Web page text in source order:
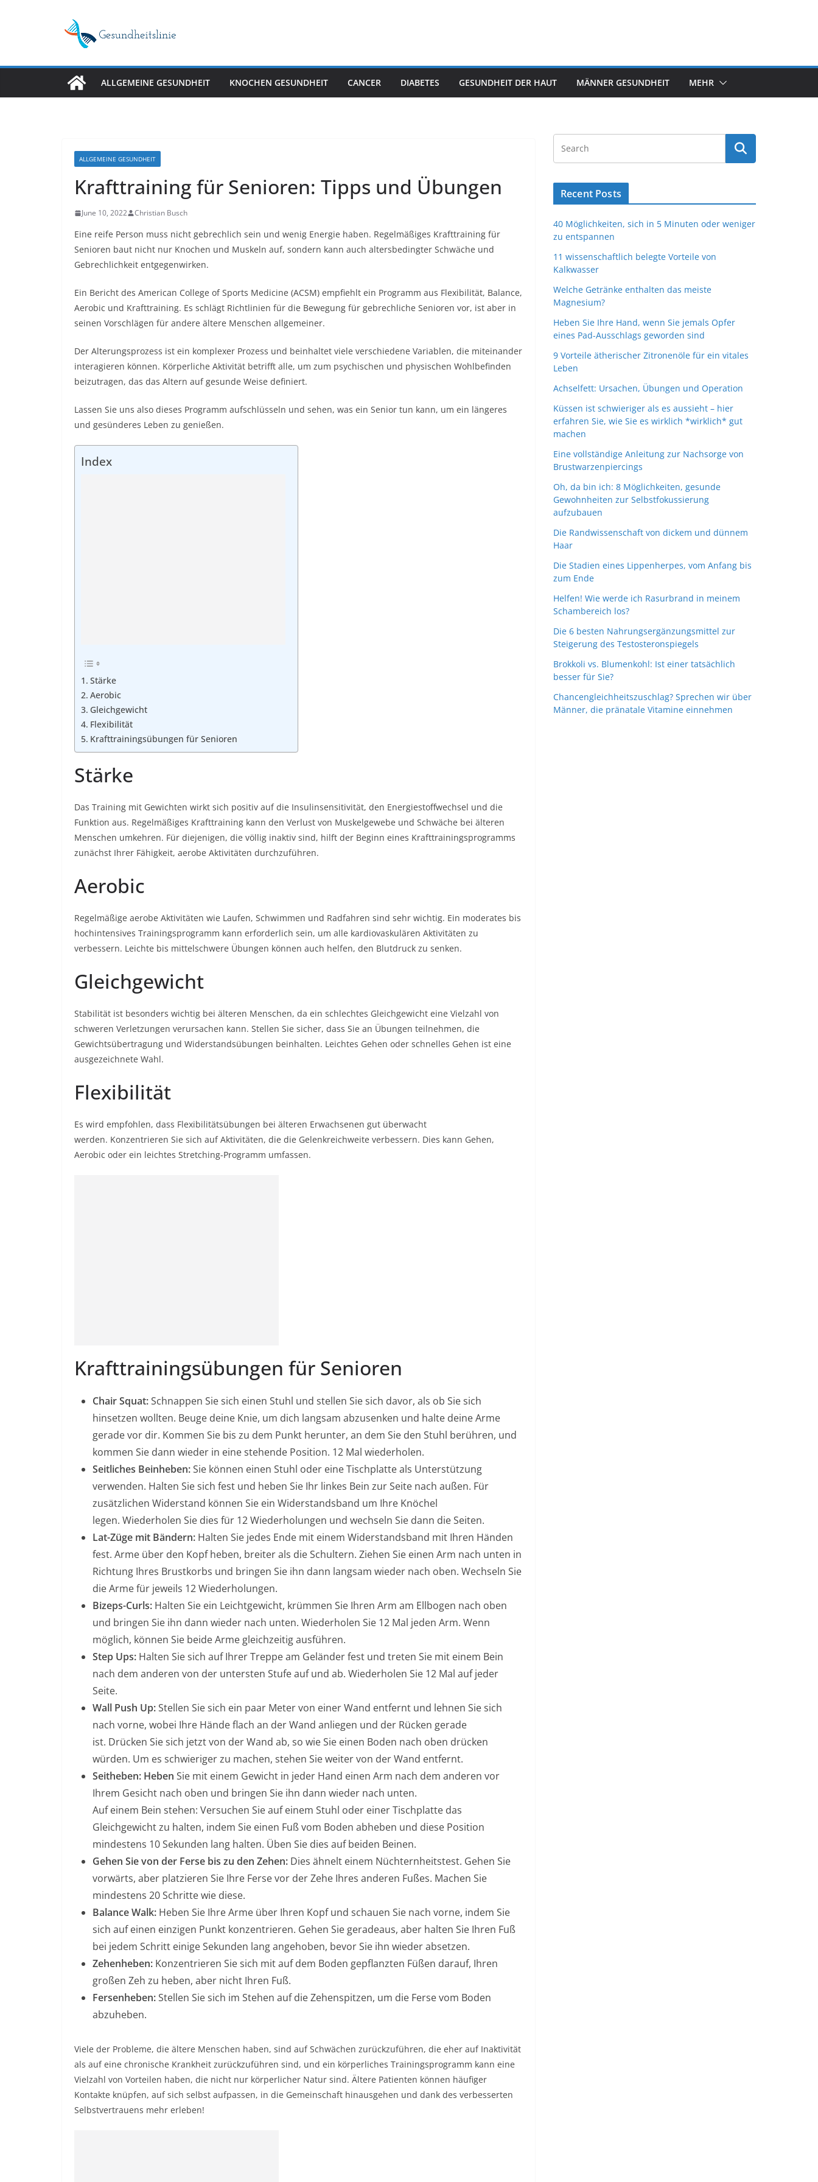
ALLGEMEINE GESUNDHEIT KNOCHEN GESUNDHEIT CANCER DIABETES GESUNDHEIT DER HAUT MÄNNER GESUNDHEIT MEHR
ALLGEMEINE GESUNDHEIT
Krafttraining für Senioren: Tipps und Übungen
June 10, 2022 Christian Busch
Eine reife Person muss nicht gebrechlich sein und wenig Energie haben. Regelmäßiges Krafttraining für
Senioren baut nicht nur Knochen und Muskeln auf, sondern kann auch altersbedingter Schwäche und
Gebrechlichkeit entgegenwirken.
Ein Bericht des American College of Sports Medicine (ACSM) empfiehlt ein Programm aus Flexibilität, Balance,
Aerobic und Krafttraining. Es schlägt Richtlinien für die Bewegung für gebrechliche Senioren vor, ist aber in
seinen Vorschlägen für andere ältere Menschen allgemeiner.
Der Alterungsprozess ist ein komplexer Prozess und beinhaltet viele verschiedene Variablen, die miteinander
interagieren können. Körperliche Aktivität betrifft alle, um zum psychischen und physischen Wohlbefinden
beizutragen, das das Altern auf gesunde Weise definiert.
Lassen Sie uns also dieses Programm aufschlüsseln und sehen, was ein Senior tun kann, um ein längeres
und gesünderes Leben zu genießen.
Index
Stärke
Aerobic
Gleichgewicht
Flexibilität
Krafttrainingsübungen für Senioren
Stärke
Das Training mit Gewichten wirkt sich positiv auf die Insulinsensitivität, den Energiestoffwechsel und die
Funktion aus. Regelmäßiges Krafttraining kann den Verlust von Muskelgewebe und Schwäche bei älteren
Menschen umkehren. Für diejenigen, die völlig inaktiv sind, hilft der Beginn eines Krafttrainingsprogramms
zunächst Ihrer Fähigkeit, aerobe Aktivitäten durchzuführen.
Aerobic
Regelmäßige aerobe Aktivitäten wie Laufen, Schwimmen und Radfahren sind sehr wichtig. Ein moderates bis
hochintensives Trainingsprogramm kann erforderlich sein, um alle kardiovaskulären Aktivitäten zu
verbessern. Leichte bis mittelschwere Übungen können auch helfen, den Blutdruck zu senken.
Gleichgewicht
Stabilität ist besonders wichtig bei älteren Menschen, da ein schlechtes Gleichgewicht eine Vielzahl von
schweren Verletzungen verursachen kann. Stellen Sie sicher, dass Sie an Übungen teilnehmen, die
Gewichtsübertragung und Widerstandsübungen beinhalten. Leichtes Gehen oder schnelles Gehen ist eine
ausgezeichnete Wahl.
Flexibilität
Es wird empfohlen, dass Flexibilitätsübungen bei älteren Erwachsenen gut überwacht
werden. Konzentrieren Sie sich auf Aktivitäten, die die Gelenkreichweite verbessern. Dies kann Gehen,
Aerobic oder ein leichtes Stretching-Programm umfassen.
Krafttrainingsübungen für Senioren
Chair Squat:Schnappen Sie sich einen Stuhl und stellen Sie sich davor, als ob Sie sich
hinsetzen wollten. Beuge deine Knie, um dich langsam abzusenken und halte deine Arme
gerade vor dir. Kommen Sie bis zu dem Punkt herunter, an dem Sie den Stuhl berühren, und
kommen Sie dann wieder in eine stehende Position. 12 Mal wiederholen.
Seitliches Beinheben:Sie können einen Stuhl oder eine Tischplatte als Unterstützung
verwenden. Halten Sie sich fest und heben Sie Ihr linkes Bein zur Seite nach außen. Für
zusätzlichen Widerstand können Sie ein Widerstandsband um Ihre Knöchel
legen. Wiederholen Sie dies für 12 Wiederholungen und wechseln Sie dann die Seiten.
Lat-Züge mit Bändern: Halten Sie jedes Ende mit einem Widerstandsband mit Ihren Händen
fest. Arme über den Kopf heben, breiter als die Schultern. Ziehen Sie einen Arm nach unten in
Richtung Ihres Brustkorbs und bringen Sie ihn dann langsam wieder nach oben. Wechseln Sie
die Arme für jeweils 12 Wiederholungen.
Bizeps-Curls: Halten Sie ein Leichtgewicht, krümmen Sie Ihren Arm am Ellbogen nach oben
und bringen Sie ihn dann wieder nach unten. Wiederholen Sie 12 Mal jeden Arm. Wenn
möglich, können Sie beide Arme gleichzeitig ausführen.
Step Ups: Halten Sie sich auf Ihrer Treppe am Geländer fest und treten Sie mit einem Bein
nach dem anderen von der untersten Stufe auf und ab. Wiederholen Sie 12 Mal auf jeder
Seite.
Wall Push Up:Stellen Sie sich ein paar Meter von einer Wand entfernt und lehnen Sie sich
nach vorne, wobei Ihre Hände flach an der Wand anliegen und der Rücken gerade
ist. Drücken Sie sich jetzt von der Wand ab, so wie Sie einen Boden nach oben drücken
würden. Um es schwieriger zu machen, stehen Sie weiter von der Wand entfernt.
Seitheben: Heben Sie mit einem Gewicht in jeder Hand einen Arm nach dem anderen vor
Ihrem Gesicht nach oben und bringen Sie ihn dann wieder nach unten.
Auf einem Bein stehen: Versuchen Sie auf einem Stuhl oder einer Tischplatte das
Gleichgewicht zu halten, indem Sie einen Fuß vom Boden abheben und diese Position
mindestens 10 Sekunden lang halten. Üben Sie dies auf beiden Beinen.
Gehen Sie von der Ferse bis zu den Zehen: Dies ähnelt einem Nüchternheitstest. Gehen Sie
vorwärts, aber platzieren Sie Ihre Ferse vor der Zehe Ihres anderen Fußes. Machen Sie
mindestens 20 Schritte wie diese.
Balance Walk: Heben Sie Ihre Arme über Ihren Kopf und schauen Sie nach vorne, indem Sie
sich auf einen einzigen Punkt konzentrieren. Gehen Sie geradeaus, aber halten Sie Ihren Fuß
bei jedem Schritt einige Sekunden lang angehoben, bevor Sie ihn wieder absetzen.
Zehenheben: Konzentrieren Sie sich mit auf dem Boden gepflanzten Füßen darauf, Ihren
großen Zeh zu heben, aber nicht Ihren Fuß.
Fersenheben:Stellen Sie sich im Stehen auf die Zehenspitzen, um die Ferse vom Boden
abzuheben.
Viele der Probleme, die ältere Menschen haben, sind auf Schwächen zurückzuführen, die eher auf Inaktivität
als auf eine chronische Krankheit zurückzuführen sind, und ein körperliches Trainingsprogramm kann eine
Vielzahl von Vorteilen haben, die nicht nur körperlicher Natur sind. Ältere Patienten können häufiger
Kontakte knüpfen, auf sich selbst aufpassen, in die Gemeinschaft hinausgehen und dank des verbesserten
Selbstvertrauens mehr erleben!
Recent Posts
40 Möglichkeiten, sich in 5 Minuten oder weniger
zu entspannen
11 wissenschaftlich belegte Vorteile von
Kalkwasser
Welche Getränke enthalten das meiste
Magnesium?
Heben Sie Ihre Hand, wenn Sie jemals Opfer
eines Pad-Ausschlags geworden sind
9 Vorteile ätherischer Zitronenöle für ein vitales
Leben
Achselfett: Ursachen, Übungen und Operation
Küssen ist schwieriger als es aussieht – hier
erfahren Sie, wie Sie es wirklich *wirklich* gut
machen
Eine vollständige Anleitung zur Nachsorge von
Brustwarzenpiercings
Oh, da bin ich: 8 Möglichkeiten, gesunde
Gewohnheiten zur Selbstfokussierung
aufzubauen
Die Randwissenschaft von dickem und dünnem
Haar
Die Stadien eines Lippenherpes, vom Anfang bis
zum Ende
Helfen! Wie werde ich Rasurbrand in meinem
Schambereich los?
Die 6 besten Nahrungsergänzungsmittel zur
Steigerung des Testosteronspiegels
Brokkoli vs. Blumenkohl: Ist einer tatsächlich
besser für Sie?
Chancengleichheitszuschlag? Sprechen wir über
Männer, die pränatale Vitamine einnehmen